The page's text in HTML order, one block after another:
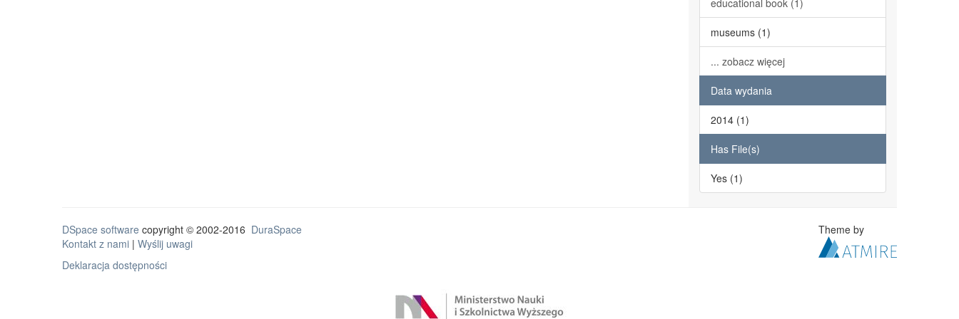
educational book (1)
museums (1)
... zobacz więcej
Data wydania
2014 (1)
Has File(s)
Yes (1)
DSpace software copyright © 2002-2016 DuraSpace
Kontakt z nami | Wyślij uwagi
Deklaracja dostępności
Theme by